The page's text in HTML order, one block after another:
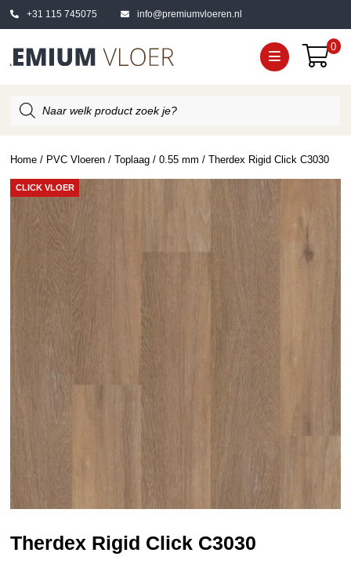
+31 115 745075 info@premiumvloeren.nl
0
zoeken
Home / PVC Vloeren /Toplaag /0.55 mm / Therdex Rigid Click C3030
CLICK VLOER
Therdex Rigid Click C3030